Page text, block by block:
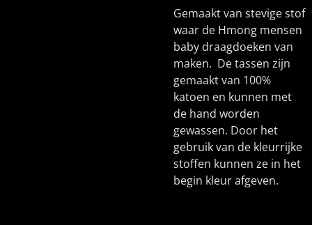
Gemaakt van stevige stof
waar de Hmong mensen
baby draagdoeken van
maken. De tassen zijn
gemaakt van 100%
katoen en kunnen met
de hand worden
gewassen. Door het
gebruik van de kleurrijke
stoffen kunnen ze in het
begin kleur afgeven.